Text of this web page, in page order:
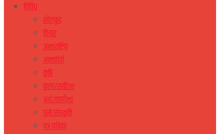
विविध
खेलकुद
विचार
अन्तराष्ट्रिय
अन्तर्वार्ता
कृषि
कला/साहित्य
अर्थ/वाणीज्य
धर्म/संस्कृति
पत्र-पत्रिका